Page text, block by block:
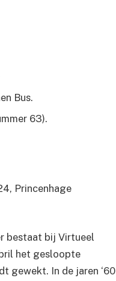
Bus.
63).
Princenhage
bestaat bij Virtueel
het gesloopte
gewekt. In de jaren ‘60